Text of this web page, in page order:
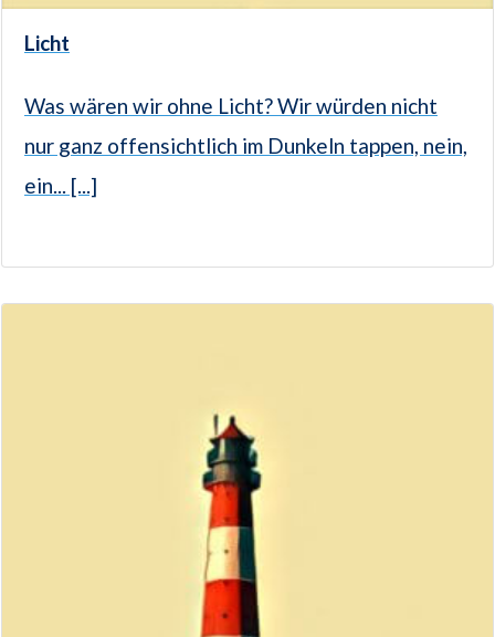
Licht
Was wären wir ohne Licht? Wir würden nicht
nur ganz offensichtlich im Dunkeln tappen, nein,
ein... [...]